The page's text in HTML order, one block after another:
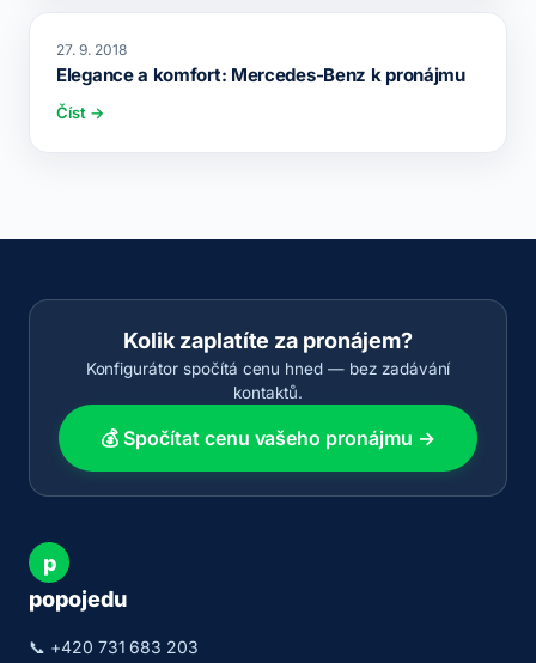
27. 9. 2018
Elegance a komfort: Mercedes-Benz k pronájmu
Číst →
Kolik zaplatíte za pronájem?
Konfigurátor spočítá cenu hned — bez zadávání
kontaktů.
💰 Spočítat cenu vašeho pronájmu →
p
popojedu
📞 +420 731 683 203